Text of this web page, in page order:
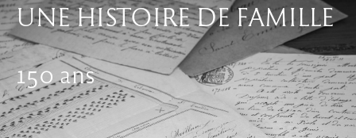
UNE HISTOIRE DE FAMILLE
150 ans